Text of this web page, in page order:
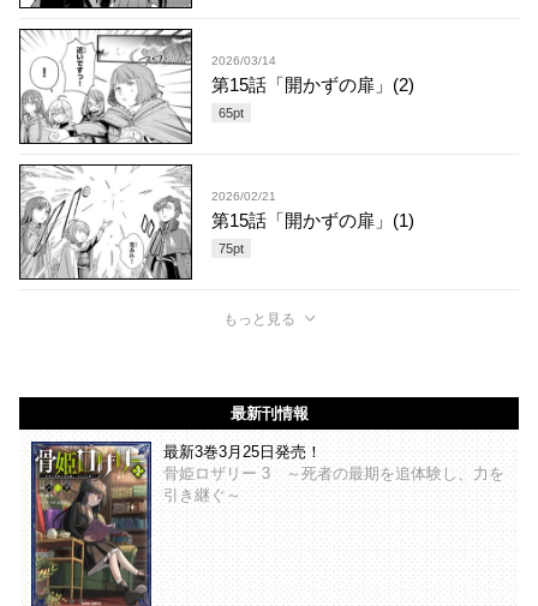
2026/03/14
第15話「開かずの扉」(2)
65pt
2026/02/21
第15話「開かずの扉」(1)
75pt
もっと見る
最新刊情報
最新3巻3月25日発売！
骨姫ロザリー 3 ～死者の最期を追体験し、力を
引き継ぐ～